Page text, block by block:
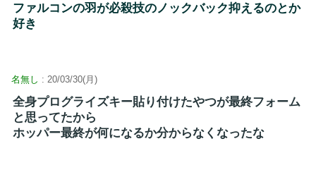
ファルコンの羽が必殺技のノックバック抑えるのとか
好き
名無し : 20/03/30(月)
全身プログライズキー貼り付けたやつが最終フォーム
と思ってたから
ホッパー最終が何になるか分からなくなったな